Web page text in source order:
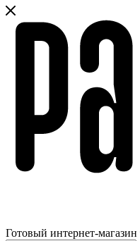
Готовый интернет-магазин